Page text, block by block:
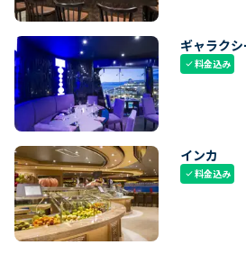
ギャラク
check料金込み
インカ
check料金込み